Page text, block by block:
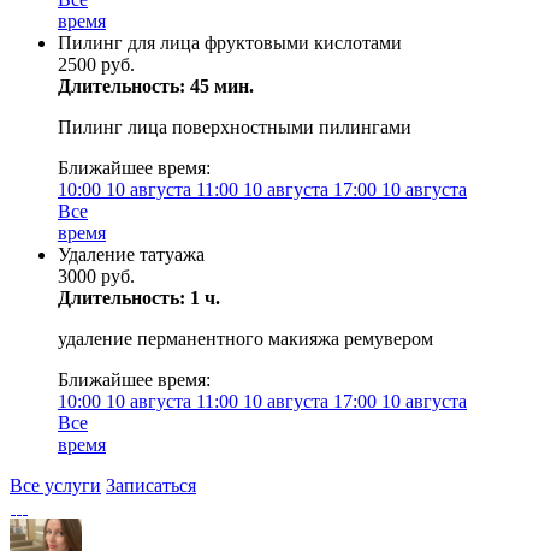
время
Пилинг для лица фруктовыми кислотами
2500 руб.
Длительность: 45 мин.
Пилинг лица поверхностными пилингами
Ближайшее время:
10:00 10 августа 11:00 10 августа 17:00 10 августа
Все
время
Удаление татуажа
3000 руб.
Длительность: 1 ч.
удаление перманентного макияжа ремувером
Ближайшее время:
10:00 10 августа 11:00 10 августа 17:00 10 августа
Все
время
Все услуги Записаться